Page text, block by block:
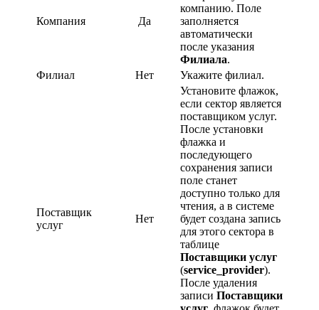
Компания Да
компанию. Поле
заполняется
автоматически
после указания
Филиала.
Филиал
Нет Укажите филиал.
Поставщик
услуг
Нет
Установите флажок,
если сектор является
поставщиком услуг.
После установки
флажка и
последующего
сохранения записи
поле станет
доступно только для
чтения, а в системе
будет создана запись
для этого сектора в
таблице
Поставщики услуг
(service_provider).
После удаления
записи Поставщики